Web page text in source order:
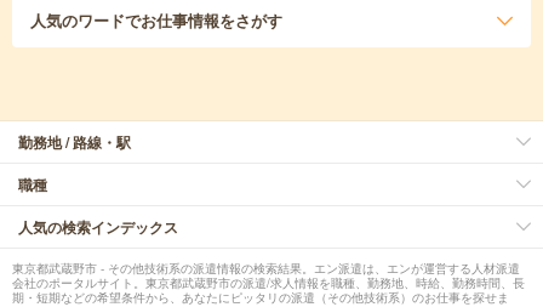
人気のワードでお仕事情報をさがす
勤務地 / 路線・駅
職種
人気の検索インデックス
東京都武蔵野市 - その他技術系の派遣情報の検索結果。エン派遣は、エンが運営する人材派遣
会社のポータルサイト。東京都武蔵野市の派遣/求人情報を職種、勤務地、時給、勤務時間、長
期・短期などの希望条件から、あなたにピッタリの派遣（その他技術系）のお仕事を探せま